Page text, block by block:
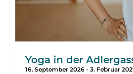
Yoga in der
16. September 2026 - 3. Februar